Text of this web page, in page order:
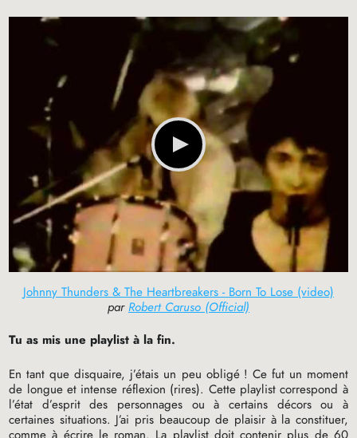
Johnny Thunders & The Heartbreakers - Born To Lose (video)
parRobert Caruso (Official)
Tu as mis une playlist à la fin.
En tant que disquaire, j’étais un peu obligé ! Ce fut un moment
de longue et intense réflexion (rires). Cette playlist correspond à
l’état d’esprit des personnages ou à certains décors ou à
certaines situations. J’ai pris beaucoup de plaisir à la constituer,